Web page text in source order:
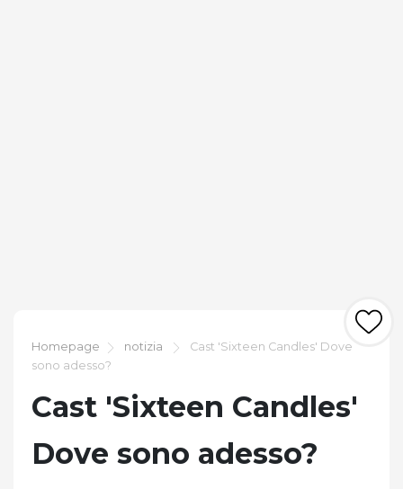
Homepage notizia
Cast 'Sixteen Candles' Dove
sono adesso?
Cast 'Sixteen Candles'
Dove sono adesso?